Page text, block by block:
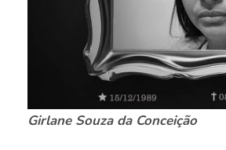
Girlane Souza da Conceição